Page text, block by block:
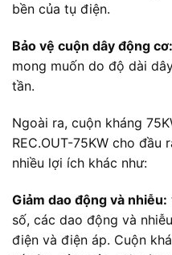
bền của tụ điện.
Bảo vệ cuộn dây động cơ:
mong muốn do độ dài
tần.
Ngoài ra, cuộn kháng
REC.OUT-75KW cho đầu
nhiều lợi ích khác như:
Giảm dao động và nhiễu:
số, các dao động và
điện và điện áp. Cuộn